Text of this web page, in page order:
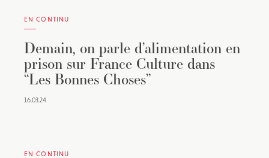
EN CONTINU
Demain, on parle d’alimentation en
prison sur France Culture dans
“Les Bonnes Choses”
16.03.24
EN CONTINU